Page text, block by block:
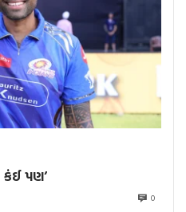
કંઈ પણ’
0